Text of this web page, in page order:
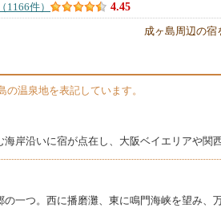
1166件） 4.45
190件）
淡路島＞
21件）
ンターナショナルホテル ザ・サンプラ
2851件）
成ヶ島周辺の宿
温泉地を表記しています。
海岸沿いに宿が点在し、大阪ベイエリアや関
の一つ。西に播磨灘、東に鳴門海峡を望み、